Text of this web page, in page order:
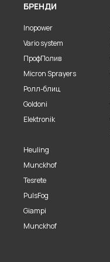
БРЕНДИ
Inopower
Vario system
ПрофПолив
Micron Sprayers
Ролл-блиц
Goldoni
Elektronik
Heuling
Munckhof
Tesrete
PulsFog
Giampi
Munckhof